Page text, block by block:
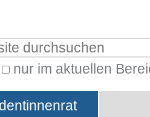
nur im aktuellen